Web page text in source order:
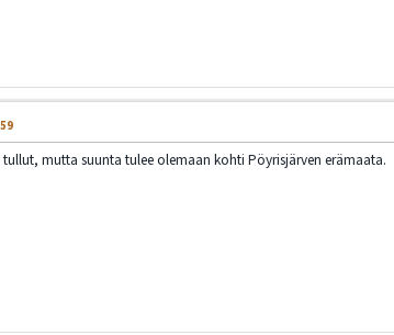
mutta suunta tulee olemaan kohti Pöyrisjärven erämaata.